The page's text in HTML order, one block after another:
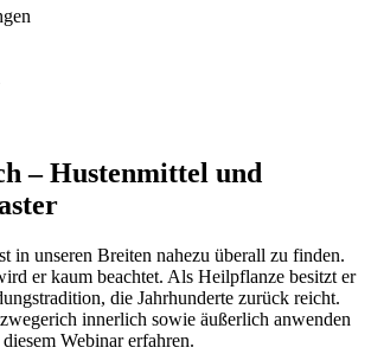
– Hustenmittel und
in unseren Breiten nahezu überall zu finden.
er kaum beachtet. Als Heilpflanze besitzt er
die Jahrhunderte zurück reicht.
innerlich sowie äußerlich anwenden
Webinar erfahren.